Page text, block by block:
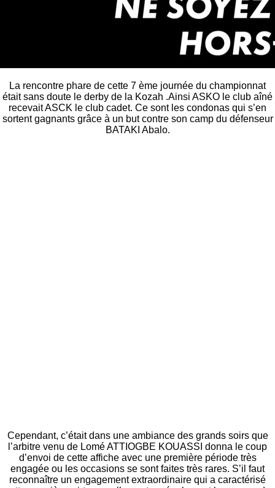
La rencontre phare de cette 7 ème journée du championnat
était sans doute le derby de la Kozah .Ainsi ASKO le club aîné
recevait ASCK le club cadet. Ce sont les condonas qui s’en
sortent gagnants grâce à un but contre son camp du défenseur
BATAKI Abalo.
Cependant, c’était dans une ambiance des grands soirs que
l’arbitre venu de Lomé ATTIOGBE KOUASSI donna le coup
d’envoi de cette affiche avec une première période très
engagée ou les occasions se sont faites très rares. S’il faut
reconnaître un engagement extraordinaire qui a caractérisé